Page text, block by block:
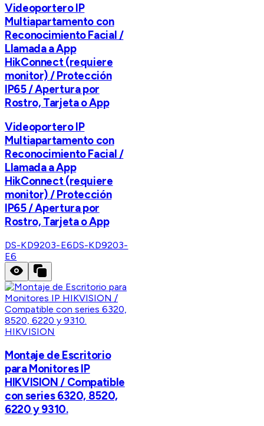
Videoportero IP
Multiapartamento con
Reconocimiento Facial /
Llamada a App
HikConnect (requiere
monitor) / Protección
IP65 / Apertura por
Rostro, Tarjeta o App
Videoportero IP
Multiapartamento con
Reconocimiento Facial /
Llamada a App
HikConnect (requiere
monitor) / Protección
IP65 / Apertura por
Rostro, Tarjeta o App
DS-KD9203-E6DS-KD9203-
E6
HIKVISION
Montaje de Escritorio
para Monitores IP
HIKVISION / Compatible
con series 6320, 8520,
6220 y 9310.